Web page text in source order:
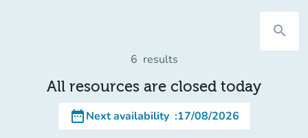
search
6 results
All resources are closed today
date_rangeNext availability :17/08/2026